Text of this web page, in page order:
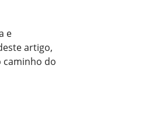
e
artigo,
caminho do